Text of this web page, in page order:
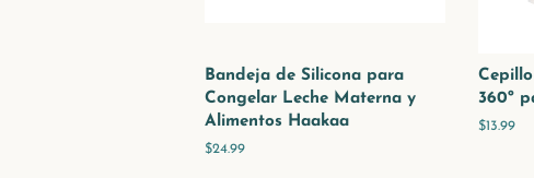
Bandeja de Silicona para
Congelar Leche Materna y
Alimentos Haakaa
Precio
$24.99
360º
Precio
$13.99